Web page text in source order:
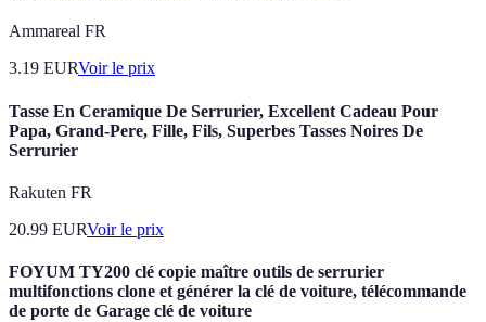
Ammareal FR
3.19 EURVoir le prix
Tasse En Ceramique De Serrurier, Excellent Cadeau Pour
Papa, Grand-Pere, Fille, Fils, Superbes Tasses Noires De
Serrurier
Rakuten FR
20.99 EURVoir le prix
FOYUM TY200 clé copie maître outils de serrurier
multifonctions clone et générer la clé de voiture, télécommande
de porte de Garage clé de voiture